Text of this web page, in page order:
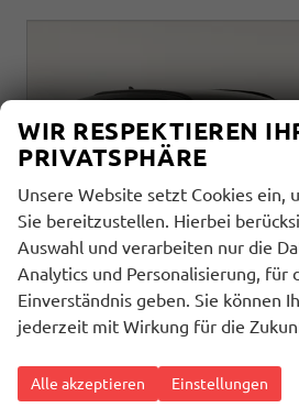
Cupra Leon Sportstourer
WIR RESPEKTIEREN
PRIVATSPHÄRE
Unsere Website setzt Cookies ein,
Sie bereitzustellen. Hierbei
Auswahl und verarbeiten nur die
Analytics und Personalisierung, für
Einverständnis geben. Sie können
jederzeit mit Wirkung für die
Alle akzeptieren Einstellungen